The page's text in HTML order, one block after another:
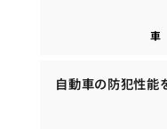
車
自動車の防犯性能